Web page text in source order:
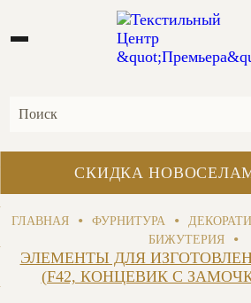
СКИДКА НОВОСЕЛАМ
ГЛАВНАЯ • ФУРНИТУРА •
БИЖУТЕРИЯ
•
ЭЛЕМЕНТЫ ДЛЯ
(F42, КОНЦЕВИК С